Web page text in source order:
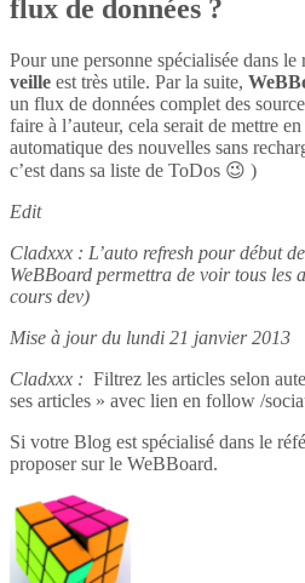
flux de données ?
Pour une personne spécialisée dans le
veille est très utile. Par la suite,
un flux de données complet des
faire à l’auteur, cela serait de mettre
automatique des nouvelles sans
c’est dans sa liste de ToDos 😉 )
Edit
Cladxxx : L’auto refresh pour début
WeBBoard permettra de voir tous les
cours dev)
Mise à jour du lundi 21 janvier 2013
Cladxxx : Filtrez les articles selon
ses articles » avec lien en follow /
Si votre Blog est spécialisé dans le
proposer sur le WeBBoard.